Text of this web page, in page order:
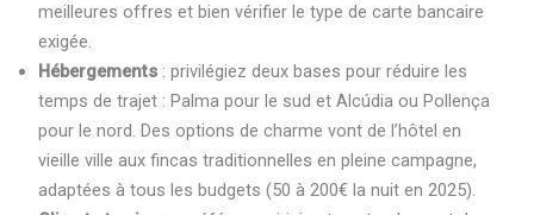
meilleures offres et bien vérifier le type de carte bancaire
exigée.
Hébergements: privilégiez deux bases pour réduire les
temps de trajet : Palma pour le sud et Alcúdia ou Pollença
pour le nord. Des options de charme vont de l’hôtel en
vieille ville aux fincas traditionnelles en pleine campagne,
adaptées à tous les budgets (50 à 200€ la nuit en 2025).